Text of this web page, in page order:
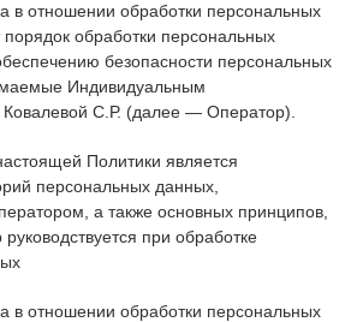
в отношении обработки персональных
обработки персональных
безопасности персональных
Индивидуальным
С.Р. (далее — Оператор).
Политики является
персональных данных,
а также основных принципов,
при обработке
в отношении обработки персональных